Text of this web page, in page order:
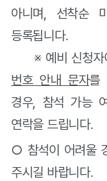
아니며, 선착순
등록됩니다.
※ 예비 신청자
번호 안내 문자를
경우, 참석 가능
연락을 드립니다.
○ 참석이 어려울
주시길 바랍니다.